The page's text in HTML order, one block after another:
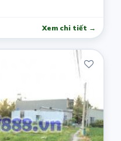
Xem chi tiết →